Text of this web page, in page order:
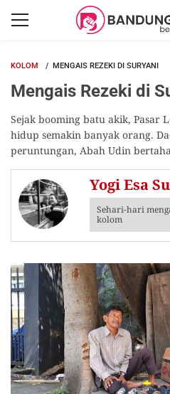
KOLOM MENGAIS REZEKI DI SURYANI
Mengais Rezeki di
Sejak booming batu akik, Pasar
hidup semakin banyak orang.
peruntungan, Abah Udin
Yogi Esa
Sehari-hari
kolom